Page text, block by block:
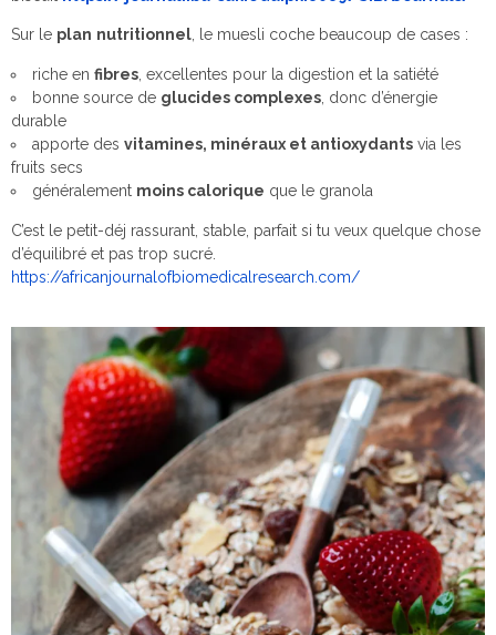
Sur le plan nutritionnel, le muesli coche beaucoup de cases :
riche en fibres, excellentes pour la digestion et la satiété
bonne source de glucides complexes, donc d’énergie
durable
apporte des vitamines, minéraux et antioxydants via les
fruits secs
généralement moins calorique que le granola
C’est le petit-déj rassurant, stable, parfait si tu veux quelque chose
d’équilibré et pas trop sucré.
https://africanjournalofbiomedicalresearch.com/